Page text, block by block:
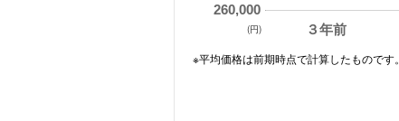
３年前
260,000
(円)
※平均価格は前期時点で計算したものです。